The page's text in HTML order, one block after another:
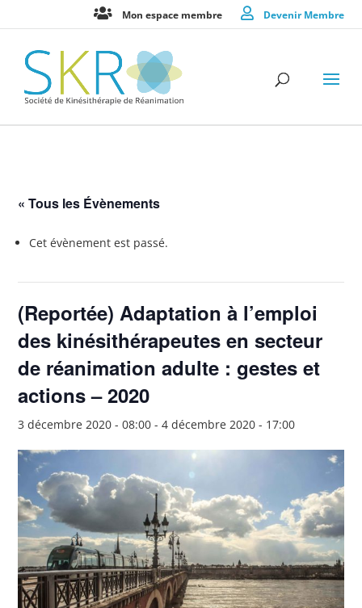
Mon espace membre Devenir Membre
« Tous les Évènements
Cet évènement est passé.
(Reportée) Adaptation à l’emploi
des kinésithérapeutes en secteur
de réanimation adulte : gestes et
actions – 2020
3 décembre 2020 - 08:00 -4 décembre 2020 - 17:00